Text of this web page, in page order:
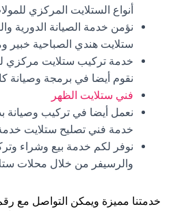
أنواع الستلايت المركزي
نؤمن خدمة الصيانة الدورية
ستلايت هندي الصباحية خبير
خدمة تركيب ستلايت مركزي
نقوم أيضا في برمجة وصيانة
فني ستلايت الظهر
نعمل أيضا في تركيب وصيانة
خدمة فني تصليح ستلايت خدمة 24
نوفر لكم خدمة بيع وشراء
والرسيفر من خلال محلات
خدمتنا مميزة ويمكن التواصل مع